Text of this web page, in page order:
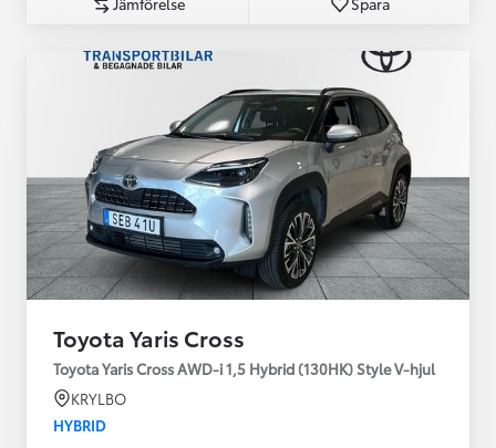
Toyota Yaris Cross
Toyota Yaris Cross AWD-i 1,5 Hybrid (130HK) Style V-hjul
KRYLBO
HYBRID